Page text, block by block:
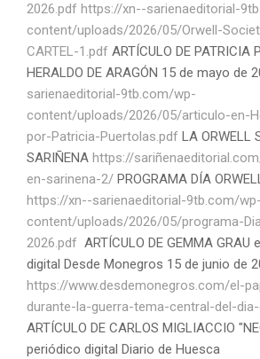
2026.pdf https://xn--sarienaeditorial-
content/uploads/2026/05/Orwell-
CARTEL-1.pdf ARTÍCULO DE PATRICIA
HERALDO DE ARAGÓN 15 de mayo de
sarienaeditorial-9tb.com/wp-
content/uploads/2026/05/articulo-en-
por-Patricia-Puertolas.pdf LA ORWELL
SARIÑENA https://
en-sarinena-2/ PROGRAMA DÍA
https://xn--sarienaeditorial-9tb.com/wp-
content/uploads/2026/05/programa-
2026.pdf ARTÍCULO DE GEMMA GRAU
digital Desde Monegros 15 de junio de
https://www.desdemonegros.com/el-
durante-la-guerra-tema-central-del-
ARTÍCULO DE CARLOS MIGLIACCIO
periódico digital Diario de Huesca